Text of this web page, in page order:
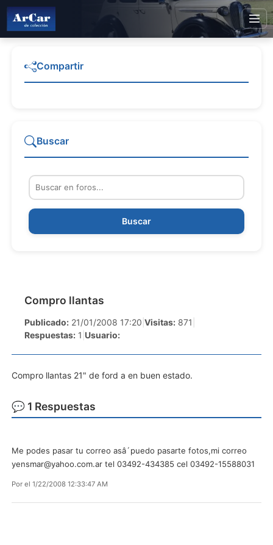
Compro llantas
Publicado: 21/01/2008 17:20 Visitas: 871
Respuestas: 1 Usuario:
Compro llantas 21" de ford a en buen estado.
💬 1 Respuestas
Me podes pasar tu correo asâ´puedo pasarte fotos,mi correo
yensmar@yahoo.com.ar tel 03492-434385 cel 03492-15588031
Por el 1/22/2008 12:33:47 AM
Compartir
Buscar
Buscar